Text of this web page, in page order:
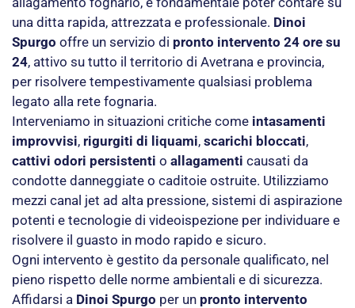
una ditta rapida, attrezzata e professionale. Dinoi
Spurgo offre un servizio di pronto intervento 24 ore su
24, attivo su tutto il territorio di Avetrana e provincia,
per risolvere tempestivamente qualsiasi problema
legato alla rete fognaria.
Interveniamo in situazioni critiche come intasamenti
improvvisi, rigurgiti di liquami, scarichi bloccati,
cattivi odori persistenti o allagamenti causati da
condotte danneggiate o caditoie ostruite. Utilizziamo
mezzi canal jet ad alta pressione, sistemi di aspirazione
potenti e tecnologie di videoispezione per individuare e
risolvere il guasto in modo rapido e sicuro.
Ogni intervento è gestito da personale qualificato, nel
pieno rispetto delle norme ambientali e di sicurezza.
Affidarsi a Dinoi Spurgo per un pronto intervento